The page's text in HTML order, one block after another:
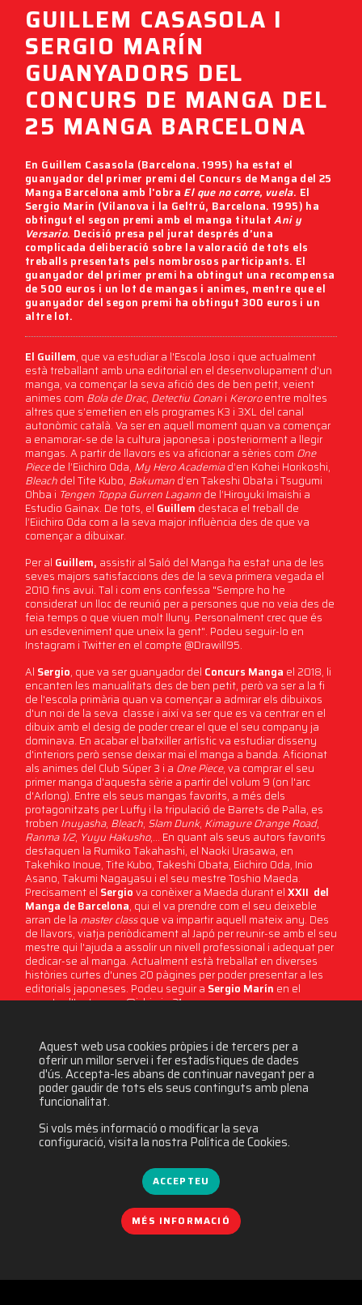
GUILLEM CASASOLA I
SERGIO MARÍN
GUANYADORS DEL
CONCURS DE MANGA DEL
25 MANGA BARCELONA
En Guillem Casasola (Barcelona. 1995) ha estat el
guanyador del primer premi del Concurs de Manga del 25
Manga Barcelona amb l'obra El que no corre, vuela. El
Sergio Marín (Vilanova i la Geltrú, Barcelona. 1995) ha
obtingut el segon premi amb el manga titulatAni y
Versario. Decisió presa pel jurat després d’una
complicada deliberació sobre la valoració de tots els
treballs presentats pels nombrosos participants. El
guanyador del primer premi ha obtingut una recompensa
de 500 euros i un lot de mangas i animes, mentre que el
guanyador del segon premi ha obtingut 300 euros i un
altre lot.
El Guillem, que va estudiar a l'Escola Joso i que actualment
està treballant amb una editorial en el desenvolupament d'un
manga, va començar la seva afició des de ben petit, veient
animes com Bola de Drac, Detectiu Conani Keroroentre moltes
altres que s’emetien en els programes K3 i 3XL del canal
autonòmic català. Va ser en aquell moment quan va començar
a enamorar-se de la cultura japonesa i posteriorment a llegir
mangas. A partir de llavors es va aficionar a sèries com One
Piecede l’Eiichiro Oda, My Hero Academiad’en Kohei Horikoshi,
Bleachdel Tite Kubo, Bakumand’en Takeshi Obata i Tsugumi
Ohba i Tengen Toppa Gurren Lagannde l’Hiroyuki Imaishi a
Estudio Gainax. De tots, el Guillem destaca el treball de
l’Eiichiro Oda com a la seva major influència des de que va
començar a dibuixar.
Per al Guillem, assistir al Saló del Manga ha estat una de les
seves majors satisfaccions des de la seva primera vegada el
2010 fins avui. Tal i com ens confessa "Sempre ho he
considerat un lloc de reunió per a persones que no veia des de
feia temps o que viuen molt lluny. Personalment crec que és
un esdeveniment que uneix la gent". Podeu seguir-lo en
Instagram i Twitter en el compte @Drawill95.
Al Sergio, que va ser guanyador del Concurs Manga el 2018, li
encanten les manualitats des de ben petit, però va ser a la fi
de l'escola primària quan va començar a admirar els dibuixos
d'un noi de la seva classe i així va ser que es va centrar en el
dibuix amb el desig de poder crear el que el seu company ja
dominava. En acabar el batxiller artístic va estudiar disseny
d'interiors però sense deixar mai el manga a banda. Aficionat
als animes del Club Súper 3 i a One Piece, va comprar el seu
primer manga d'aquesta sèrie a partir del volum 9 (on l'arc
d'Arlong). Entre els seus mangas favorits, a més dels
protagonitzats per Luffy i la tripulació de Barrets de Palla, es
troben Inuyasha, Bleach, Slam Dunk, Kimagure Orange Road,
Ranma 1/2, Yuyu Hakusho,… En quant als seus autors favorits
destaquen la Rumiko Takahashi, el Naoki Urasawa, en
Takehiko Inoue, Tite Kubo, Takeshi Obata, Eiichiro Oda, Inio
Asano, Takumi Nagayasu i el seu mestre Toshio Maeda.
Precisament el Sergiova conèixer a Maeda durant elXXII del
Manga de Barcelona, ​​qui el va prendre com el seu deixeble
arran de la master classque va impartir aquell mateix any. Des
de llavors, viatja periòdicament al Japó per reunir-se amb el seu
mestre qui l'ajuda a assolir un nivell professional i adequat per
dedicar-se al manga. Actualment està treballat en diverses
històries curtes d'unes 20 pàgines per poder presentar a les
editorials japoneses. Podeu seguir a Sergio Marín en el
compte d'Instagram @ichi.gin.21.
3537 visites
Aquest web usa cookies pròpies i de tercers per a
oferir un millor servei i fer estadístiques de dades
d'ús. Accepta-les abans de continuar navegant per a
poder gaudir de tots els seus continguts amb plena
funcionalitat.
Si vols més informació o modificar la seva
configuració, visita la nostra Política de Cookies.
ACCEPTEU
MÉS INFORMACIÓ